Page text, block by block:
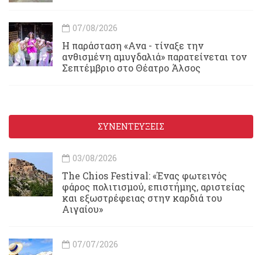
07/08/2026
Η παράσταση «Ανα - τίναξε την
ανθισμένη αμυγδαλιά» παρατείνεται τον
Σεπτέμβριο στο Θέατρο Άλσος
ΣΥΝΕΝΤΕΥΞΕΙΣ
03/08/2026
Τhe Chios Festival: «Ένας φωτεινός
φάρος πολιτισμού, επιστήμης, αριστείας
και εξωστρέφειας στην καρδιά του
Αιγαίου»
07/07/2026